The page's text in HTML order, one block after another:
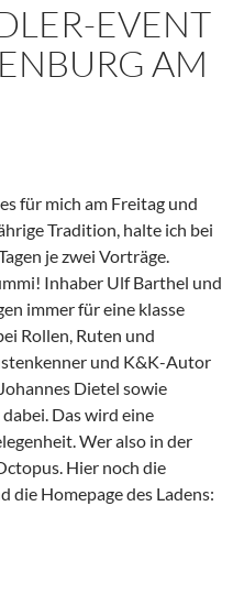
EVENT I
AM 7
für mich am Freitag und
Tradition, halte ich bei
je zwei Vorträge.
Inhaber Ulf Barthel und
immer für eine klasse
Rollen, Ruten und
und K&K-Autor
Dietel sowie
Das wird eine
Wer also in der
Hier noch die
die Homepage des Ladens: